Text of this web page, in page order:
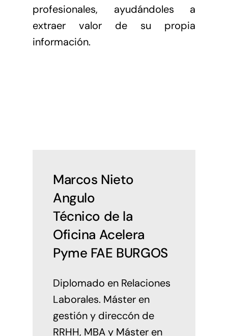
profesionales, ayudándoles a
extraer valor de su propia
información.
Marcos Nieto
Angulo
Técnico de la
Oficina Acelera
Pyme FAE BURGOS
Diplomado en Relaciones
Laborales. Máster en
gestión y direccón de
RRHH, MBA y Máster en